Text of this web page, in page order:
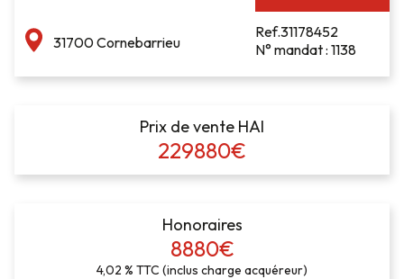
31700 Cornebarrieu
Ref.31178452
N° mandat : 1138
Prix de vente HAI
229880€
Honoraires
8880€
4,02 % TTC (inclus charge acquéreur)